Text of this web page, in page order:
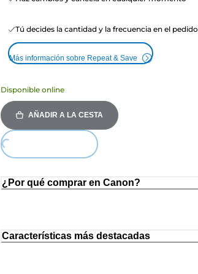
Tú decides la cantidad y la frecuencia en el pedido
Más información sobre Repeat & Save
Disponible online
AÑADIR A LA CESTA
Loading...
¿Por qué comprar en Canon?
Características más destacadas